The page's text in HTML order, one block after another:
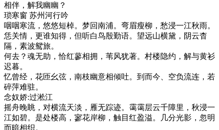
相伴，解我幽幽？
琐寒窗 苏州河行吟
咽咽寒流，悠悠短棹。梦回南浦。弯眉瘦柳，愁浸一江秋雨。
恁关情，更谁知得，但听白鸟殷勤语。望远山横黛，阴云杳
隔，素波鸳旅。
何去？魂无助，恰红蓼相拥，苇风犹著。村楼隐约，解与黄衫
迟暮。
忆曾经，花匝幺弦，南枝幽意相倾吐。到而今、空负流连，若
碎萍难驻。
念奴娇:过淞江
摇舟晚眺，对横流天淡，雁无踪迹。霭霭层云千障里，秋浸一
江如碧。是处楼高，寥花岸柳，触目红盈溢。几分光影，忽明
而暗相织。